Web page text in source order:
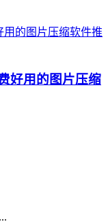
好用的图片压缩